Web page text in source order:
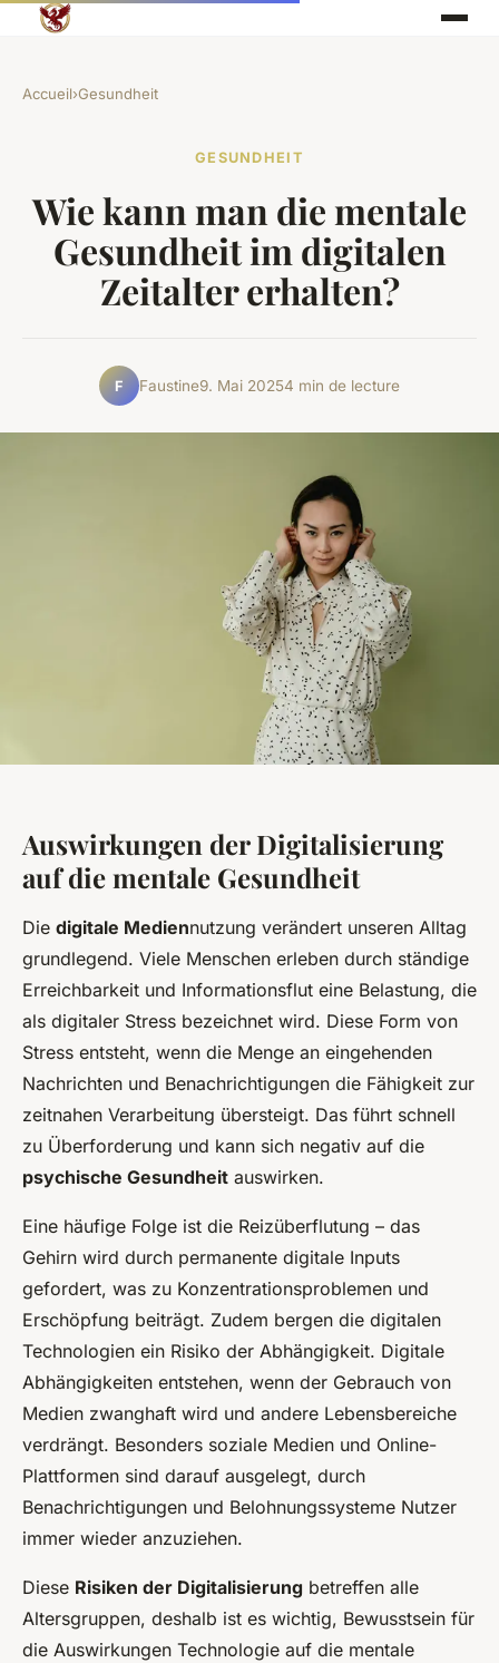
Accueil›Gesundheit
GESUNDHEIT
Wie kann man die mentale
Gesundheit im digitalen
Zeitalter erhalten?
F Faustine9. Mai 20254 min de lecture
Auswirkungen der Digitalisierung
auf die mentale Gesundheit
Die digitale Mediennutzung verändert unseren Alltag
grundlegend. Viele Menschen erleben durch ständige
Erreichbarkeit und Informationsflut eine Belastung, die
als digitaler Stress bezeichnet wird. Diese Form von
Stress entsteht, wenn die Menge an eingehenden
Nachrichten und Benachrichtigungen die Fähigkeit zur
zeitnahen Verarbeitung übersteigt. Das führt schnell
zu Überforderung und kann sich negativ auf die
psychische Gesundheit auswirken.
Eine häufige Folge ist die Reizüberflutung – das
Gehirn wird durch permanente digitale Inputs
gefordert, was zu Konzentrationsproblemen und
Erschöpfung beiträgt. Zudem bergen die digitalen
Technologien ein Risiko der Abhängigkeit. Digitale
Abhängigkeiten entstehen, wenn der Gebrauch von
Medien zwanghaft wird und andere Lebensbereiche
verdrängt. Besonders soziale Medien und Online-
Plattformen sind darauf ausgelegt, durch
Benachrichtigungen und Belohnungssysteme Nutzer
immer wieder anzuziehen.
Diese Risiken der Digitalisierung betreffen alle
Altersgruppen, deshalb ist es wichtig, Bewusstsein für
die Auswirkungen Technologie auf die mentale